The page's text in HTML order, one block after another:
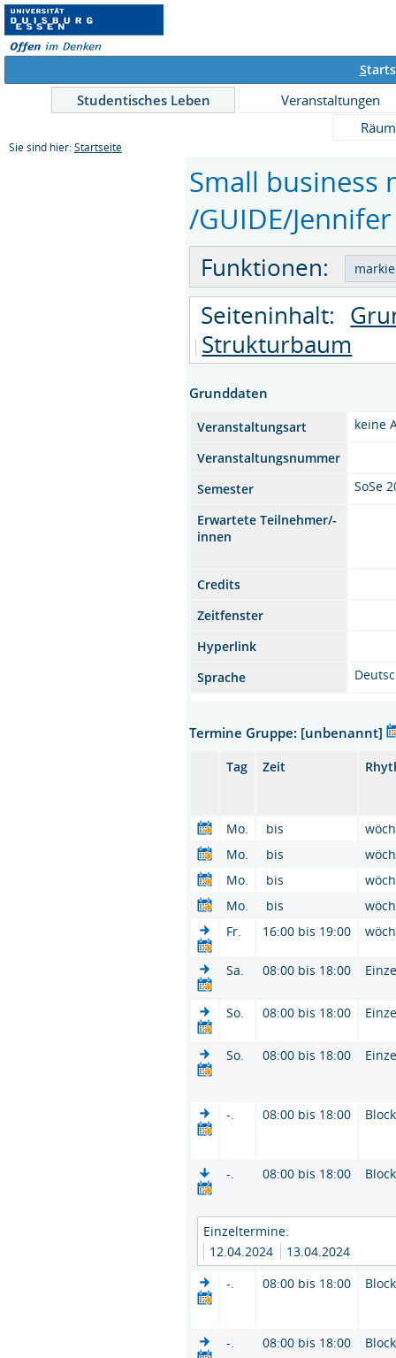
S
Studentisches Leben
Veranstaltungen
Sie sind hier: Startseite
Small business
/GUIDE/
Funktionen:
Seiteninhalt:
Strukturbaum
Grunddaten
Veranstaltungsart
keine
Veranstaltungsnummer
Semester
SoSe
Erwartete Teilnehmer/-
innen
Credits
Zeitfenster
Hyperlink
Sprache
Termine Gruppe: [unbenannt]
Tag Zeit
Mo. bis
Mo.
bis
Mo.
bis
Mo.
bis
Fr.
16:00 bis 19:00
Sa. 08:00 bis 18:00
So. 08:00 bis 18:00
So. 08:00 bis 18:00
-. 08:00 bis 18:00
-. 08:00 bis 18:00
Einzeltermine:
12.04.2024
13.04.2024
-.
08:00 bis 18:00
-. 08:00 bis 18:00